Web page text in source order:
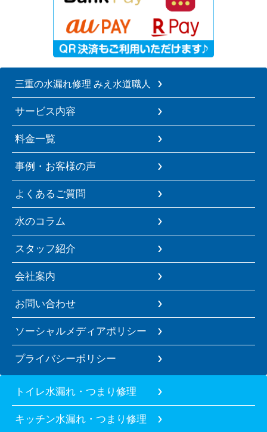
三重の水漏れ修理 みえ水道職人
サービス内容
料金一覧
事例・お客様の声
よくあるご質問
水のコラム
スタッフ紹介
会社案内
お問い合わせ
ソーシャルメディアポリシー
プライバシーポリシー
トイレ水漏れ・つまり修理
キッチン水漏れ・つまり修理